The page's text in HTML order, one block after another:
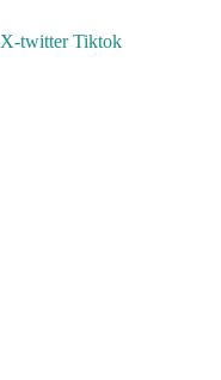
X-twitter Tiktok